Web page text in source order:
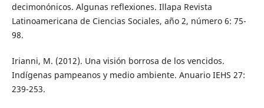
decimonónicos. Algunas reflexiones. Illapa Revista
Latinoamericana de Ciencias Sociales, año 2, número 6: 75-
98.
Irianni, M. (2012). Una visión borrosa de los vencidos.
Indígenas pampeanos y medio ambiente. Anuario IEHS 27:
239-253.